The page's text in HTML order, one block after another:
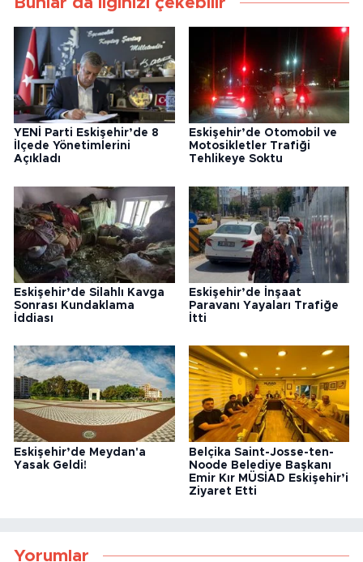
YENİ Parti Eskişehir’de 8
İlçede Yönetimlerini
Açıkladı
Eskişehir’de Otomobil ve
Motosikletler Trafiği
Tehlikeye Soktu
Eskişehir’de Silahlı Kavga
Sonrası Kundaklama
İddiası
Eskişehir’de İnşaat
Paravanı Yayaları Trafiğe
İtti
Eskişehir’de Meydan'a
Yasak Geldi!
Belçika Saint-Josse-ten-
Noode Belediye Başkanı
Emir Kır MÜSİAD Eskişehir’i
Ziyaret Etti
Yorumlar